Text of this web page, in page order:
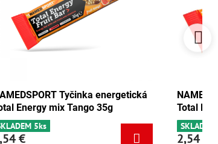
NAMEDSPORT Tyčinka energetická
Total Energy pistácie 35g
SKLADEM 3ks